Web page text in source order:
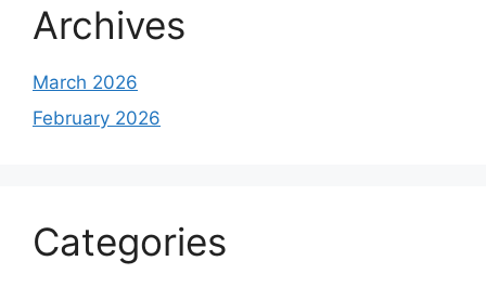
Archives
March 2026
February 2026
Categories